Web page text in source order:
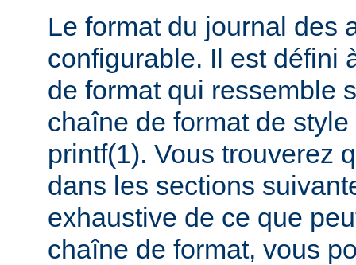
Le format du journal des
configurable. Il est défini
de format qui ressemble
chaîne de format de
printf(1). Vous trouverez
dans les sections
exhaustive de ce que
chaîne de format, vous